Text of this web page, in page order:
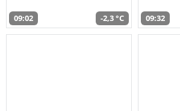
09:02 -2,3 °C 09:32